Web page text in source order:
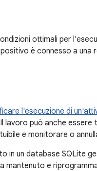
ottimali per
è connesso a
l'esecuzione di
lavoro può anche
e monitorare o
in un database SQLite
mantenuto e